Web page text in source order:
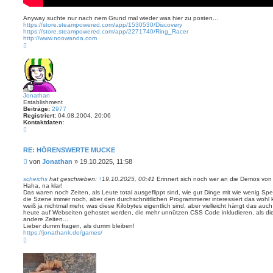
Anyway suchte nur nach nem Grund mal wieder was hier zu posten...
https://store.steampowered.com/app/1530530/Discovery
https://store.steampowered.com/app/2271740/Ring_Racer
http://www.noowanda.com
c
h
o
b
e
n
Jonathan
Establishment
Beiträge: 2977
Registriert: 04.08.2004, 20:06
Kontaktdaten:
t
k
a
t
e
n
v
o
n
J
o
h
a
RE: HÖRENSWERTE MUCKE
B
i
t
r
a
g
von Jonathan » 19.10.2025, 11:58
scheichs hat geschrieben: ↑19.10.2025, 00:41 Erinnert sich noch wer an die Demos
Haha, na klar!
Das waren noch Zeiten, als Leute total ausgeflippt sind, wie gut Dinge mit wie wenig
die Szene immer noch, aber den durchschnittlichen Programmierer interessiert das wohl
weiß ja nichtmal mehr, was diese Kilobytes eigentlich sind, aber vielleicht hängt das
heute auf Webseiten gehostet werden, die mehr unnützen CSS Code inkludieren, als
andere Zeiten...
Lieber dumm fragen, als dumm bleiben!
https://jonathank.de/games/
c